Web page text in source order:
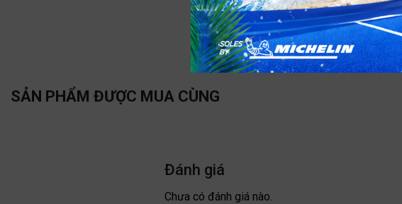
SẢN PHẨM ĐƯỢC MUA CÙNG
Đánh giá
Chưa có đánh giá nào.